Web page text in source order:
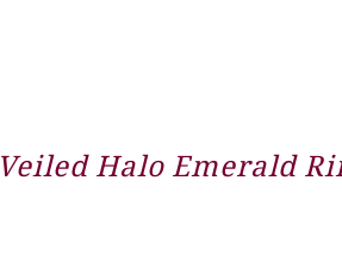
Veiled Halo Emerald